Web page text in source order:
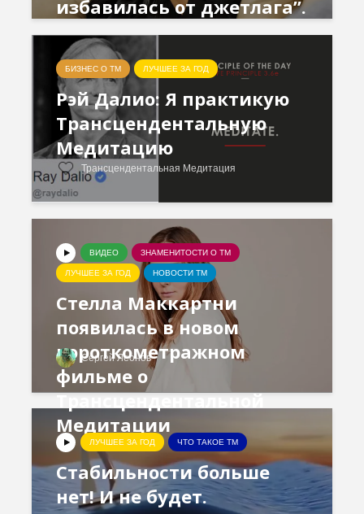
избавилась от джетлага”.
БИЗНЕС О ТМ ЛУЧШЕЕ ЗА ГОД
Рэй Далио: Я практикую
Трансцендентальную
Медитацию
Трансцендентальная Медитация
ВИДЕО ЗНАМЕНИТОСТИ О ТМ
ЛУЧШЕЕ ЗА ГОД НОВОСТИ ТМ
Стелла Маккартни
появилась в новом
короткометражном
фильме о
Трансцендентальной
Медитации
Сергей Леонов
ЛУЧШЕЕ ЗА ГОД ЧТО ТАКОЕ ТМ
Стабильности больше
нет! И не будет.